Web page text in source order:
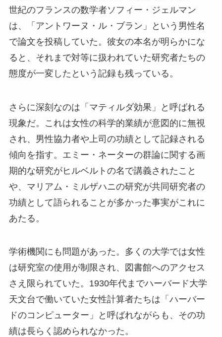
世紀のフランスの数学者ソフィー・ジェルマン
は、「アントワーヌ・ル・ブラン」という男性名
で論文を投稿していた。彼女の本名が明らかにな
ると、それまで対等に扱われていた研究者たちの
態度が一変したという記録も残っている。
さらに深刻なのは「マティルダ効果」と呼ばれる
現象だ。これは女性の科学的業績が意図的に無視
され、男性協力者や上司の功績として記録される
傾向を指す。エミー・ネーターの群論に関する画
期的な研究がヒルベルトの名で講義されたこと
や、マリアム・ミルザハニの研究が共同研究者の
功績として語られることが多かった事実がこれに
あたる。
学術機関にも問題があった。多くの大学では女性
は研究室の使用が制限され、図書館へのアクセス
さえ限られていた。1930年代までハーバード大学
天文台で働いていた女性計算者たちは「ハーバー
ドのコンピューター」と呼ばれながらも、その功
績は長らく認められなかった。